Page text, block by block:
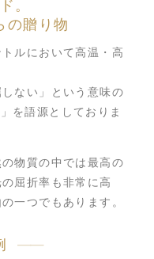
。
の贈り物
ルにおいて高温・高
ない」という意味の
を語源としておりま
物質の中では最高の
屈折率も非常に高
一つでもあります。